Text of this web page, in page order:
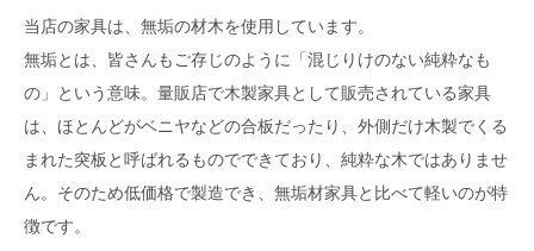
当店の家具は、無垢の材木を使用しています。
無垢とは、皆さんもご存じのように「混じりけのない純粋なも
の」という意味。量販店で木製家具として販売されている家具
は、ほとんどがベニヤなどの合板だったり、外側だけ木製でくる
まれた突板と呼ばれるものでできており、純粋な木ではありませ
ん。そのため低価格で製造でき、無垢材家具と比べて軽いのが特
徴です。